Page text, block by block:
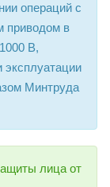
операций с
приводом в
В,
эксплуатации
Минтруда
лица от